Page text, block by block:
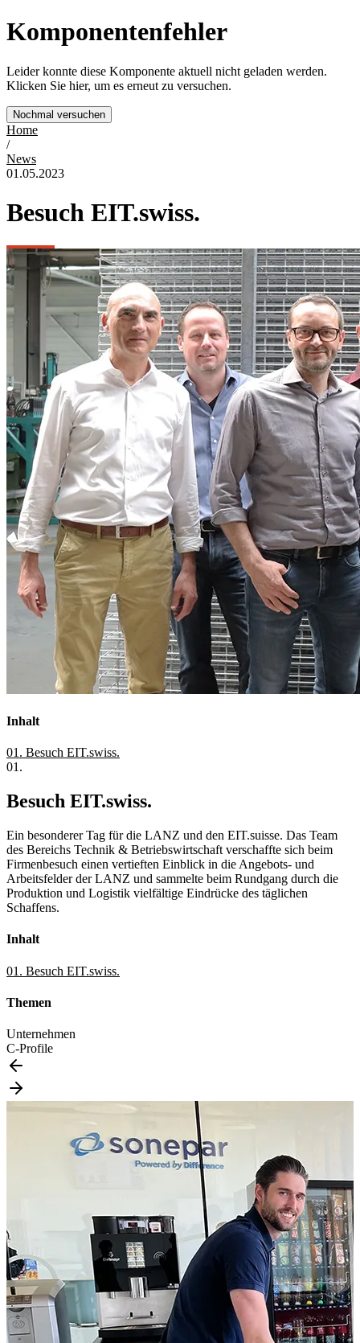
Komponentenfehler
Leider konnte diese Komponente aktuell nicht geladen werden.
Klicken Sie hier, um es erneut zu versuchen.
Nochmal versuchen
Home
/
News
01.05.2023
Besuch EIT.swiss.
Inhalt
01 . Besuch EIT.swiss.
01.
Besuch EIT.swiss.
Ein besonderer Tag für die LANZ und den EIT.suisse. Das Team
des Bereichs Technik & Betriebswirtschaft verschaffte sich beim
Firmenbesuch einen vertieften Einblick in die Angebots- und
Arbeitsfelder der LANZ und sammelte beim Rundgang durch die
Produktion und Logistik vielfältige Eindrücke des täglichen
Schaffens.
Inhalt
01 . Besuch EIT.swiss.
Themen
Unternehmen
C-Profile